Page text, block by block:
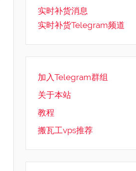
实时补货消息
实时补货Telegram频道
加入Telegram群组
关于本站
教程
搬瓦工vps推荐